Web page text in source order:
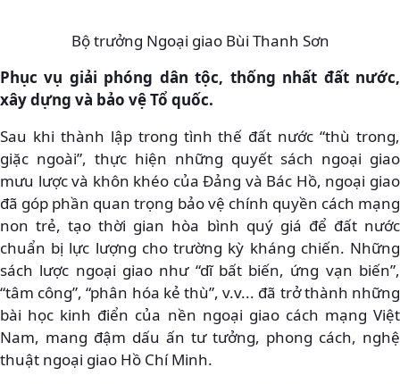
Bộ trưởng Ngoại giao Bùi Thanh Sơn
Phục vụ giải phóng dân tộc, thống nhất đất nước,
xây dựng và bảo vệ Tổ quốc.
Sau khi thành lập trong tình thế đất nước “thù trong,
giặc ngoài”, thực hiện những quyết sách ngoại giao
mưu lược và khôn khéo của Đảng và Bác Hồ, ngoại giao
đã góp phần quan trọng bảo vệ chính quyền cách mạng
non trẻ, tạo thời gian hòa bình quý giá để đất nước
chuẩn bị lực lượng cho trường kỳ kháng chiến. Những
sách lược ngoại giao như “dĩ bất biến, ứng vạn biến”,
“tâm công”, “phân hóa kẻ thù”, v.v... đã trở thành những
bài học kinh điển của nền ngoại giao cách mạng Việt
Nam, mang đậm dấu ấn tư tưởng, phong cách, nghệ
thuật ngoại giao Hồ Chí Minh.